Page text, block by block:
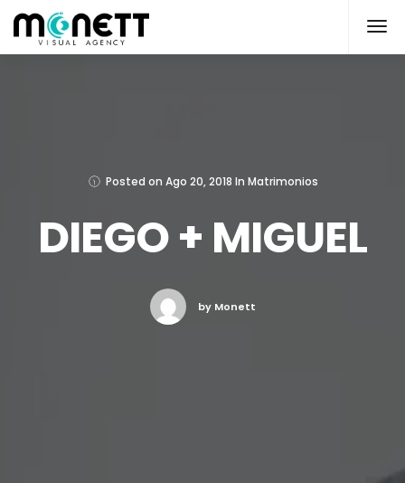
Posted on Ago 20, 2018 In Matrimonios
DIEGO + MIGUEL
by Monett